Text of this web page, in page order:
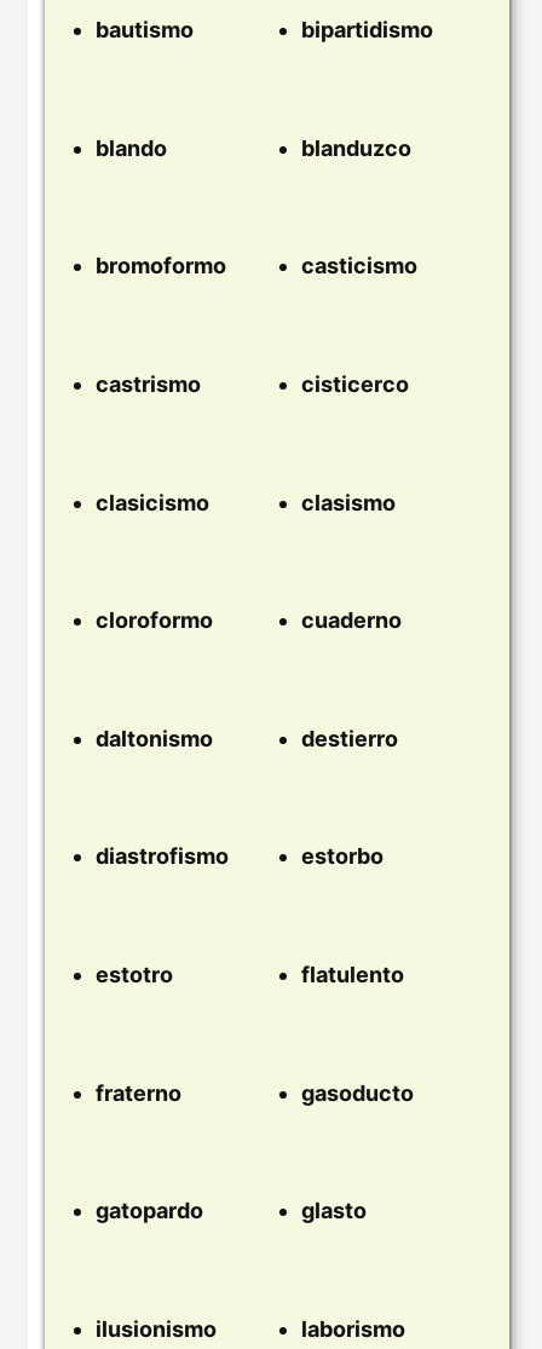
bautismo bipartidismo
blando blanduzco
bromoformo casticismo
castrismo cisticerco
clasicismo clasismo
cloroformo cuaderno
daltonismo destierro
diastrofismo estorbo
estotro flatulento
fraterno gasoducto
gatopardo glasto
ilusionismo laborismo